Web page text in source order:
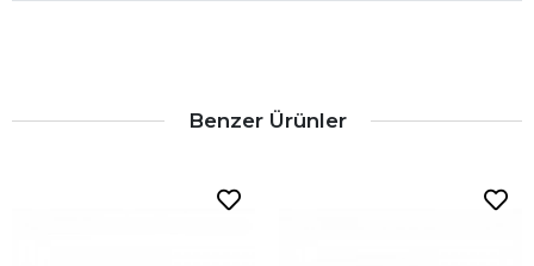
Benzer Ürünler